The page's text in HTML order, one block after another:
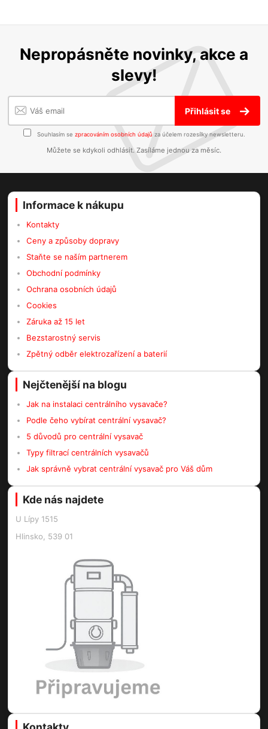
Nepropásněte novinky, akce a
slevy!
Přihlásit se
Souhlasím se zpracováním osobních údajů za účelem rozesílky newsletteru.
Můžete se kdykoli odhlásit. Zasíláme jednou za měsíc.
Informace k nákupu
Kontakty
Ceny a způsoby dopravy
Staňte se naším partnerem
Obchodní podmínky
Ochrana osobních údajů
Cookies
Záruka až 15 let
Bezstarostný servis
Zpětný odběr elektrozařízení a baterií
Nejčtenější na blogu
Jak na instalaci centrálního vysavače?
Podle čeho vybírat centrální vysavač?
5 důvodů pro centrální vysavač
Typy filtrací centrálních vysavačů
Jak správně vybrat centrální vysavač pro Váš dům
Kde nás najdete
U Lípy 1515
Hlinsko, 539 01